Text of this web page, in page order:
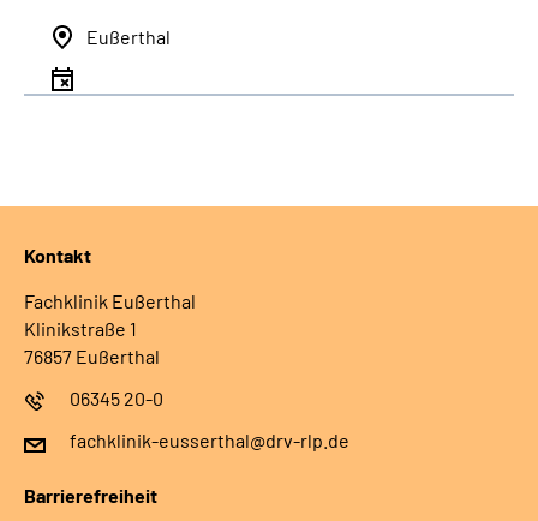
Eußerthal
Kontakt
Fachklinik Eußerthal
Klinikstraße 1
76857 Eußerthal
06345 20-0
fachklinik-eusserthal@drv-rlp.de
Barrierefreiheit